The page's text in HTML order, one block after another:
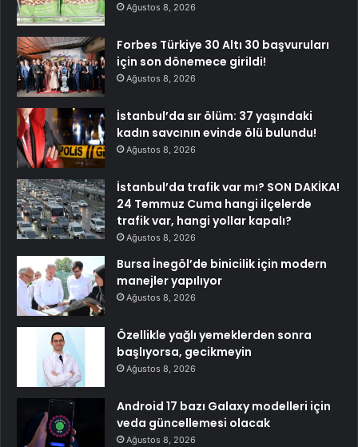
Ağustos 8, 2026
Forbes Türkiye 30 Altı 30 başvuruları
için son dönemece girildi!
Ağustos 8, 2026
İstanbul’da sır ölüm: 37 yaşındaki
kadın savcının evinde ölü bulundu!
Ağustos 8, 2026
İstanbul’da trafik var mı? SON DAKİKA!
24 Temmuz Cuma hangi ilçelerde
trafik var, hangi yollar kapalı?
Ağustos 8, 2026
Bursa İnegöl’de binicilik için modern
manejler yapılıyor
Ağustos 8, 2026
Özellikle yağlı yemeklerden sonra
başlıyorsa, gecikmeyin
Ağustos 8, 2026
Android 17 bazı Galaxy modelleri için
veda güncellemesi olacak
Ağustos 8, 2026